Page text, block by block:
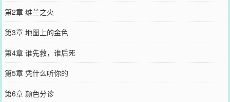
第2章 维兰之火
第3章 地图上的金色
第4章 谁先救，谁后死
第5章 凭什么听你的
第6章 颜色分诊